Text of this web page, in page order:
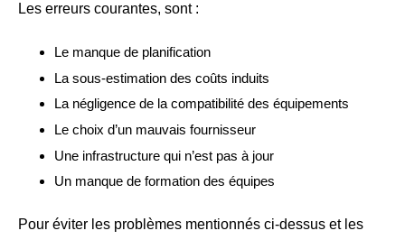
Les erreurs courantes, sont :
Le manque de planification
La sous-estimation des coûts induits
La négligence de la compatibilité des équipements
Le choix d’un mauvais fournisseur
Une infrastructure qui n’est pas à jour
Un manque de formation des équipes
Pour éviter les problèmes mentionnés ci-dessus et les